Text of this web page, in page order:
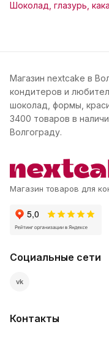
Шоколад, глазурь,
Магазин nextcake в
кондитеров и
шоколад, формы,
3400 товаров в
Волгограду.
Магазин товаров для
Социальные сети
vk
Контакты